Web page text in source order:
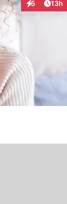
5
Interaktionen
13h